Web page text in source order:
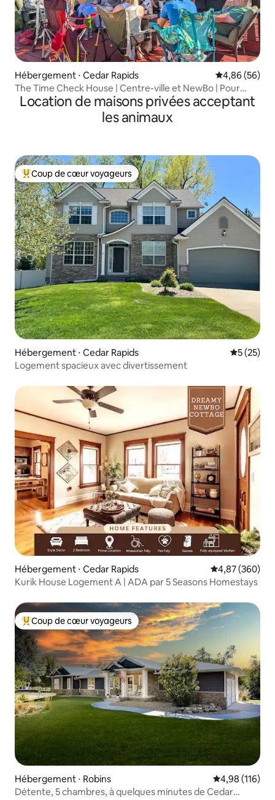
Hébergement ⋅ Cedar Rapids Évaluation
4,86 (56)
The Time Check House | Centre-ville et NewBo | Pour
8 personnes
Location de maisons privées acceptant
les animaux
Coups de cœur voyageurs les plus appréciés
Coup de cœur voyageurs
Hébergement ⋅ Cedar Rapids
5 (25)
Logement spacieux avec divertissement
Hébergement ⋅ Cedar Rapids Évaluation
4,87 (360)
Kurik House Logement A | ADA par 5 Seasons Homestays
Coups de cœur voyageurs les plus appréciés
Coup de cœur voyageurs
Hébergement ⋅ Robins Évaluation
4,98 (116)
Détente, 5 chambres, à quelques minutes de Cedar